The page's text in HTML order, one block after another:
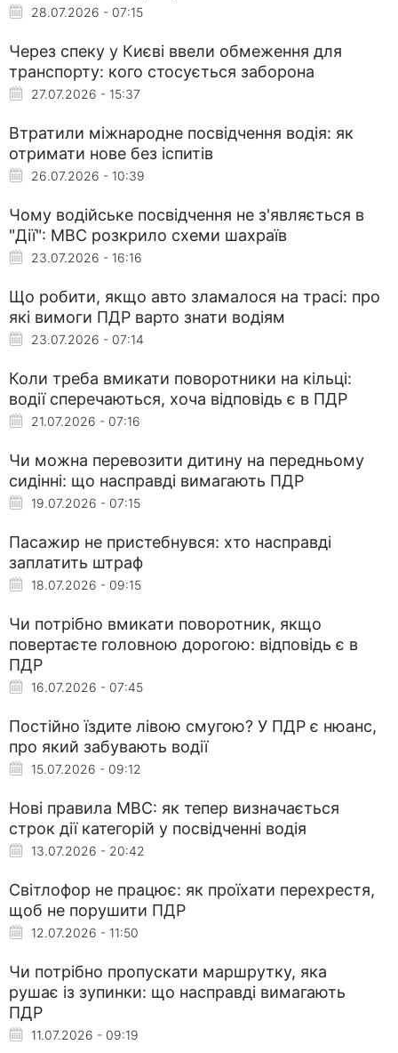
28.07.2026 - 07:15
Через спеку у Києві ввели обмеження для
транспорту: кого стосується заборона
27.07.2026 - 15:37
Втратили міжнародне посвідчення водія: як
отримати нове без іспитів
26.07.2026 - 10:39
Чому водійське посвідчення не з'являється в
"Дії": МВС розкрило схеми шахраїв
23.07.2026 - 16:16
Що робити, якщо авто зламалося на трасі: про
які вимоги ПДР варто знати водіям
23.07.2026 - 07:14
Коли треба вмикати поворотники на кільці:
водії сперечаються, хоча відповідь є в ПДР
21.07.2026 - 07:16
Чи можна перевозити дитину на передньому
сидінні: що насправді вимагають ПДР
19.07.2026 - 07:15
Пасажир не пристебнувся: хто насправді
заплатить штраф
18.07.2026 - 09:15
Чи потрібно вмикати поворотник, якщо
повертаєте головною дорогою: відповідь є в
ПДР
16.07.2026 - 07:45
Постійно їздите лівою смугою? У ПДР є нюанс,
про який забувають водії
15.07.2026 - 09:12
Нові правила МВС: як тепер визначається
строк дії категорій у посвідченні водія
13.07.2026 - 20:42
Світлофор не працює: як проїхати перехрестя,
щоб не порушити ПДР
12.07.2026 - 11:50
Чи потрібно пропускати маршрутку, яка
рушає із зупинки: що насправді вимагають
ПДР
11.07.2026 - 09:19